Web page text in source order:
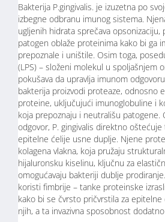
Bakterija P.gingivalis. je izuzetna po
izbegne odbranu imunog sistema.
ugljenih hidrata sprečava
patogen oblaže proteinima kako bi ga
prepoznale i uništile. Osim toga,
(LPS) – složeni molekul u spoljašnjem
pokušava da upravlja imunom
bakterija proizvodi proteaze, odnosno
proteine, uključujući imunoglobuline i
koja prepoznaju i neutrališu
odgovor, P. gingivalis direktno
epitelne ćelije usne duplje. Njene
kolagena vlakna, koja pružaju
hijaluronsku kiselinu, ključnu za
omogućavaju bakteriji dublje
koristi fimbrije – tanke proteinske
kako bi se čvrsto pričvrstila za
njih, a ta invazivna sposobnost